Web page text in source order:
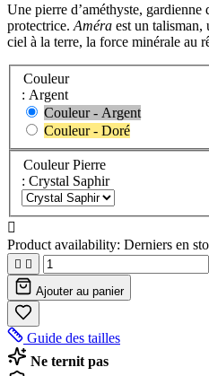
Une pierre d’améthyste, gardienne
protectrice. Améra est un
ciel à la terre, la force minérale au
Couleur
: Argent
Couleur - Argent
Couleur - Doré
Couleur Pierre
: Crystal Saphir

Product availability: Derniers en
 
Ajouter au panier
Guide des tailles
Ne ternit pas